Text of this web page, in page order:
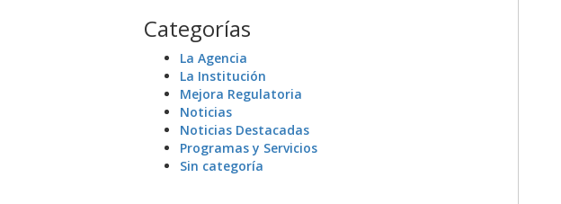
Categorías
La Agencia
La Institución
Mejora Regulatoria
Noticias
Noticias Destacadas
Programas y Servicios
Sin categoría